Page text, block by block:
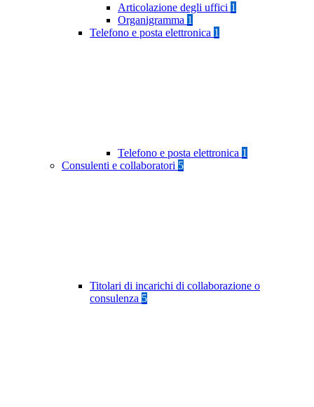
Articolazione degli uffici 1
Organigramma 1
Telefono e posta elettronica 1
Telefono e posta elettronica 1
Consulenti e collaboratori 5
Titolari di incarichi di collaborazione o
consulenza 5